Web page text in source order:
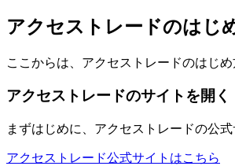
アクセストレードのはじ
ここからは、アクセストレードのはじめ
アクセストレードのサイトを開く
まずはじめに、アクセストレードの公式
アクセストレード公式サイトはこちら